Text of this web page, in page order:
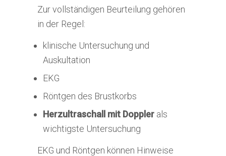
Zur vollständigen Beurteilung gehören
in der Regel:
klinische Untersuchung und
Auskultation
EKG
Röntgen des Brustkorbs
Herzultraschall mit Dopplerals
wichtigste Untersuchung
EKG und Röntgen können Hinweise